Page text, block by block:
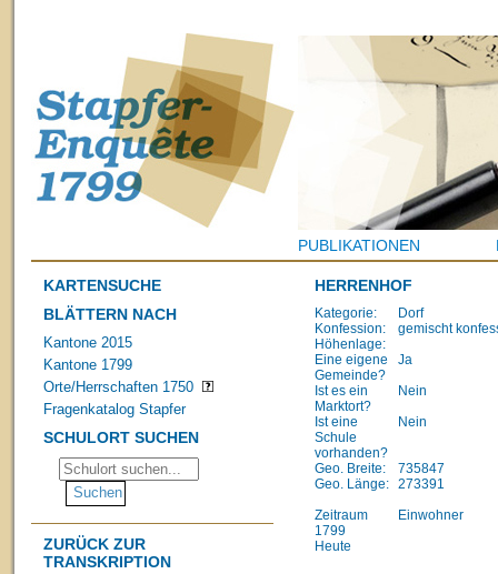
PUBLIKATIONEN
KARTENSUCHE
BLÄTTERN NACH
Kantone 2015
Kantone 1799
Orte/Herrschaften 1750
Fragenkatalog Stapfer
SCHULORT SUCHEN
ZURÜCK ZUR
TRANSKRIPTION
HERRENHOF
Kategorie:
Dorf
Konfession:
gemischt
Höhenlage:
Eine eigene
Gemeinde?
Ja
Ist es ein
Marktort?
Nein
Ist eine
Schule
vorhanden?
Nein
Geo. Breite:
735847
Geo. Länge: 273391
Zeitraum
Einwohner
1799
Heute